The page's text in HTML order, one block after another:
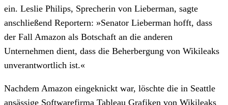
ein. Leslie Philips, Sprecherin von Lieberman, sagte
anschließend Reportern: »Senator Lieberman hofft, dass
der Fall Amazon als Botschaft an die anderen
Unternehmen dient, dass die Beherbergung von Wikileaks
unverantwortlich ist.«
Nachdem Amazon eingeknickt war, löschte die in Seattle
ansässige Softwarefirma Tableau Grafiken von Wikileaks